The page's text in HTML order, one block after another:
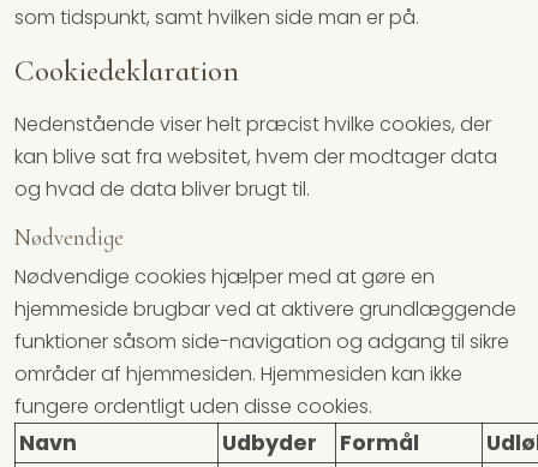
som tidspunkt, samt hvilken side man er på.
Cookiedeklaration
Nedenstående viser helt præcist hvilke cookies, der
kan blive sat fra websitet, hvem der modtager data
og hvad de data bliver brugt til.
Nødvendige
Nødvendige cookies hjælper med at gøre en
hjemmeside brugbar ved at aktivere grundlæggende
funktioner såsom side-navigation og adgang til sikre
områder af hjemmesiden. Hjemmesiden kan ikke
fungere ordentligt uden disse cookies.
Navn Udbyder Formål